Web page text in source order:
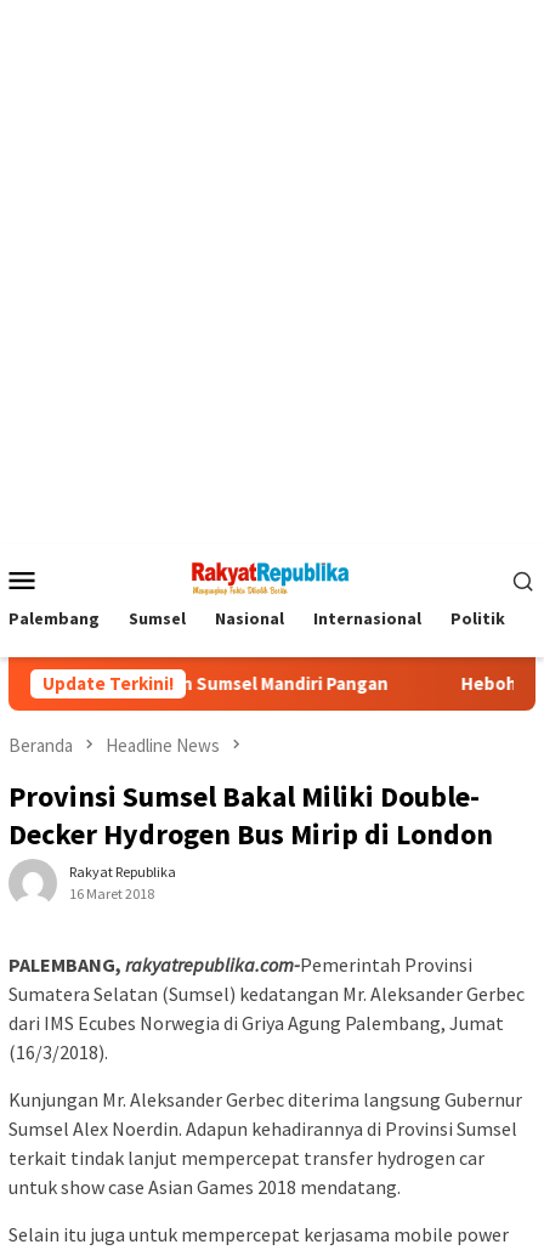
Mobile
Palembang Sumsel Nasional Internasional Politik
Update Terkini!
Sumsel Mandiri Pangan Heboh! Tragedi Mutilasi
Beranda Headline News
Provinsi Sumsel Bakal Miliki Double-
Decker Hydrogen Bus Mirip di London
Rakyat Republika
16 Maret 2018
PALEMBANG, rakyatrepublika.com-Pemerintah Provinsi
Sumatera Selatan (Sumsel) kedatangan Mr. Aleksander Gerbec
dari IMS Ecubes Norwegia di Griya Agung Palembang, Jumat
(16/3/2018).
Kunjungan Mr. Aleksander Gerbec diterima langsung Gubernur
Sumsel Alex Noerdin. Adapun kehadirannya di Provinsi Sumsel
terkait tindak lanjut mempercepat transfer hydrogen car
untuk show case Asian Games 2018 mendatang.
Selain itu juga untuk mempercepat kerjasama mobile power